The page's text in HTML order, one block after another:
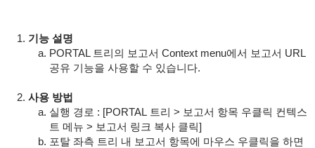
기능 설명
PORTAL 트리의 보고서 Context menu에서 보고서 URL
공유 기능을 사용할 수 있습니다.
사용 방법
실행 경로 : [PORTAL 트리 > 보고서 항목 우클릭 컨텍스
트 메뉴 > 보고서 링크 복사 클릭]
포탈 좌측 트리 내 보고서 항목에 마우스 우클릭을 하면